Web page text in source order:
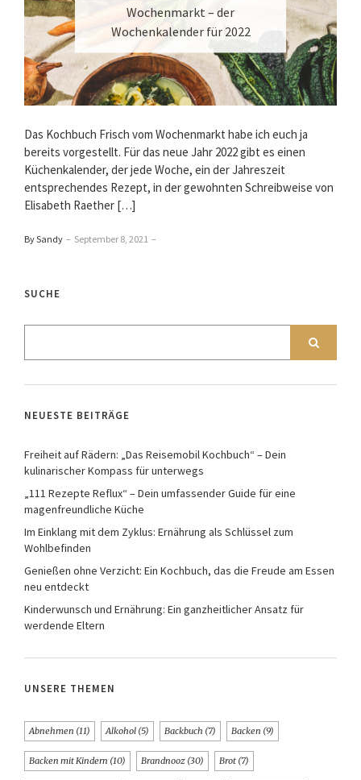
Wochenmarkt – der
Wochenkalender für 2022
Das Kochbuch Frisch vom Wochenmarkt habe ich euch ja
bereits vorgestellt. Für das neue Jahr 2022 gibt es einen
Küchenkalender, der jede Woche, ein der Jahreszeit
entsprechendes Rezept, in der gewohnten Schreibweise von
Elisabeth Raether […]
By Sandy – September 8, 2021 –
SUCHE
NEUESTE BEITRÄGE
Freiheit auf Rädern: „Das Reisemobil Kochbuch“ – Dein
kulinarischer Kompass für unterwegs
„111 Rezepte Reflux“ – Dein umfassender Guide für eine
magenfreundliche Küche
Im Einklang mit dem Zyklus: Ernährung als Schlüssel zum
Wohlbefinden
Genießen ohne Verzicht: Ein Kochbuch, das die Freude am Essen
neu entdeckt
Kinderwunsch und Ernährung: Ein ganzheitlicher Ansatz für
werdende Eltern
UNSERE THEMEN
Abnehmen (11) Alkohol (5) Backbuch (7) Backen (9)
Backen mit Kindern (10) Brandnooz (30) Brot (7)